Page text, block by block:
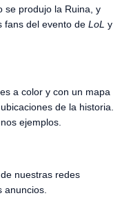
se produjo la Ruina, y
fans del evento de LoL y
a color y con un mapa
de la historia.
ejemplos.
nuestras redes